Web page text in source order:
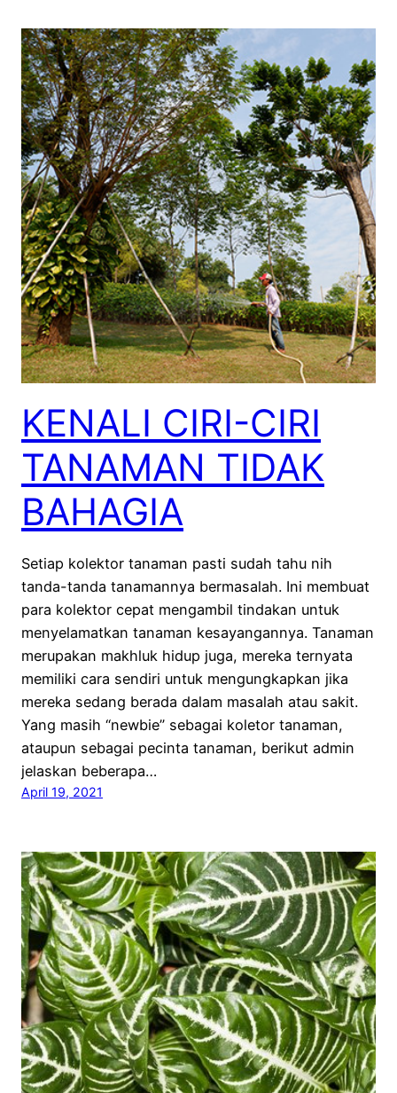
KENALI CIRI-CIRI
TANAMAN TIDAK
BAHAGIA
Setiap kolektor tanaman pasti sudah tahu nih
tanda-tanda tanamannya bermasalah. Ini membuat
para kolektor cepat mengambil tindakan untuk
menyelamatkan tanaman kesayangannya. Tanaman
merupakan makhluk hidup juga, mereka ternyata
memiliki cara sendiri untuk mengungkapkan jika
mereka sedang berada dalam masalah atau sakit.
Yang masih “newbie” sebagai koletor tanaman,
ataupun sebagai pecinta tanaman, berikut admin
jelaskan beberapa…
April 19, 2021